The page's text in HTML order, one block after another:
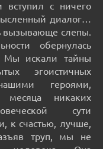
вступил с ничего
диалог…
вызывающе слепы.
обернулась
Мы искали тайны
эгоистичных
героями,
никаких
сути
к счастью, лучше,
труп, мы не